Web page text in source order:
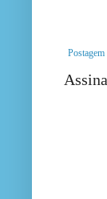
Postagem